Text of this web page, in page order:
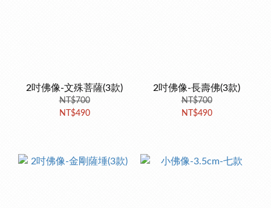
2吋佛像-文殊菩薩(3款)
NT$700
NT$490
2吋佛像-長壽佛(3款)
NT$700
NT$490